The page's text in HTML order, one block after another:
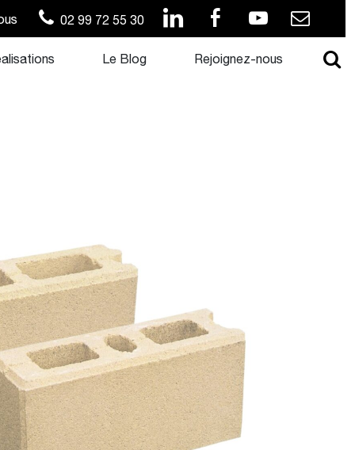
02 99 72 55 30
Le Blog Rejoignez-nous